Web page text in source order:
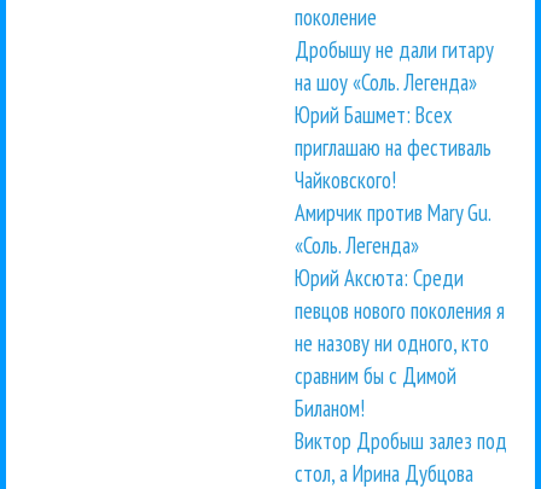
поколение
Дробышу не дали гитару
на шоу «Соль. Легенда»
Юрий Башмет: Всех
приглашаю на фестиваль
Чайковского!
Амирчик против Mary Gu.
«Соль. Легенда»
Юрий Аксюта: Среди
певцов нового поколения я
не назову ни одного, кто
сравним бы с Димой
Биланом!
Виктор Дробыш залез под
стол, а Ирина Дубцова